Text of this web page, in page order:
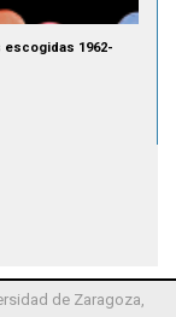
1962-
de Zaragoza,